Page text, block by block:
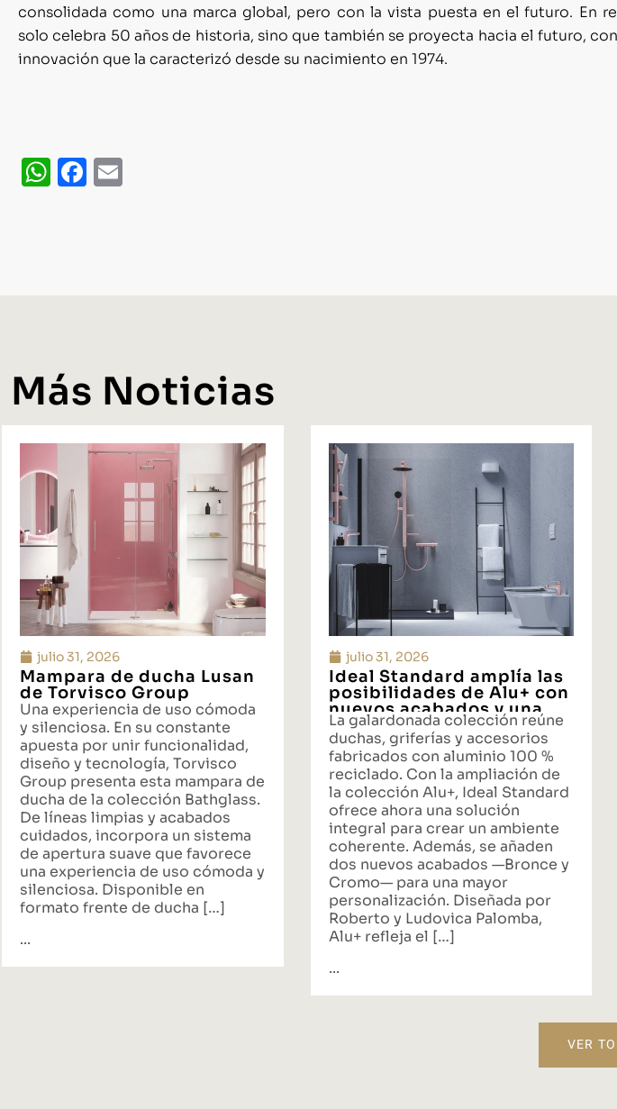
consolidada como una marca global, pero con la vista puesta en el futuro. En
solo celebra 50 años de historia, sino que también se proyecta hacia el futuro,
innovación que la caracterizó desde su nacimiento en 1974.
WhatsApp
Facebook
Más Noticias
julio 31, 2026
Mampara de ducha Lusan
de Torvisco Group
Una experiencia de uso cómoda
y silenciosa. En su constante
apuesta por unir funcionalidad,
diseño y tecnología, Torvisco
Group presenta esta mampara de
ducha de la colección Bathglass.
De líneas limpias y acabados
cuidados, incorpora un sistema
de apertura suave que favorece
una experiencia de uso cómoda y
silenciosa. Disponible en
formato frente de ducha […]
...
julio 31, 2026
Ideal Standard amplía las
posibilidades de Alu+ con
nuevos acabados y una
propuesta integral de
baño
La galardonada colección reúne
duchas, griferías y accesorios
fabricados con aluminio 100 %
reciclado. Con la ampliación de
la colección Alu+, Ideal Standard
ofrece ahora una solución
integral para crear un ambiente
coherente. Además, se añaden
dos nuevos acabados —Bronce y
Cromo— para una mayor
personalización. Diseñada por
Roberto y Ludovica Palomba,
Alu+ refleja el […]
...
VER